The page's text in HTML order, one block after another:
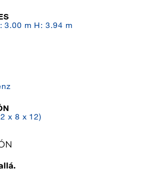
3.00 m H: 3.94 m
x 8 x 12)